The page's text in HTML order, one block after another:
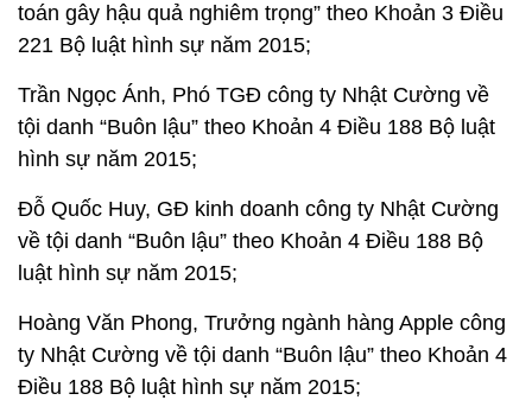
toán gây hậu quả nghiêm trọng” theo Khoản 3 Điều
221 Bộ luật hình sự năm 2015;
Trần Ngọc Ánh, Phó TGĐ công ty Nhật Cường về
tội danh “Buôn lậu” theo Khoản 4 Điều 188 Bộ luật
hình sự năm 2015;
Đỗ Quốc Huy, GĐ kinh doanh công ty Nhật Cường
về tội danh “Buôn lậu” theo Khoản 4 Điều 188 Bộ
luật hình sự năm 2015;
Hoàng Văn Phong, Trưởng ngành hàng Apple công
ty Nhật Cường về tội danh “Buôn lậu” theo Khoản 4
Điều 188 Bộ luật hình sự năm 2015;